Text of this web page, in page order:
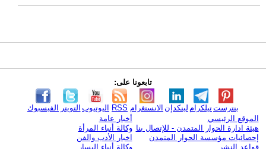
تابعونا على:
الفيسبوك التويتر اليوتيوب RSS الانستغرام لينكدإن تيلكرامبنترست
الموقع الرئيسي
هيئة ادارة الحوار المتمدن - للإتصال بنا
إحصائيات مؤسسة الحوار المتمدن
قواعد النشر
أخبار عامة
وكالة أنباء المرأة
اخبار الأدب والفن
وكالة أنباء اليسار